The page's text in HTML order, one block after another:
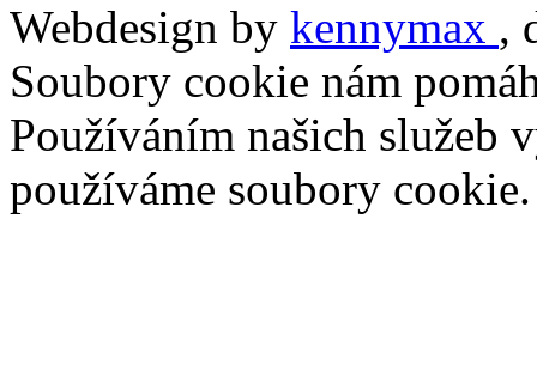
Webdesign by kennymax ,
Soubory cookie nám
Používáním našich služeb
používáme soubory